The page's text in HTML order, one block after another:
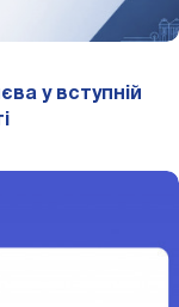
у вступній